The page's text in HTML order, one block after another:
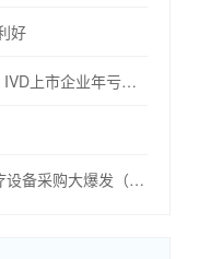
好
业年亏损1576万！
购大爆发（附清单）